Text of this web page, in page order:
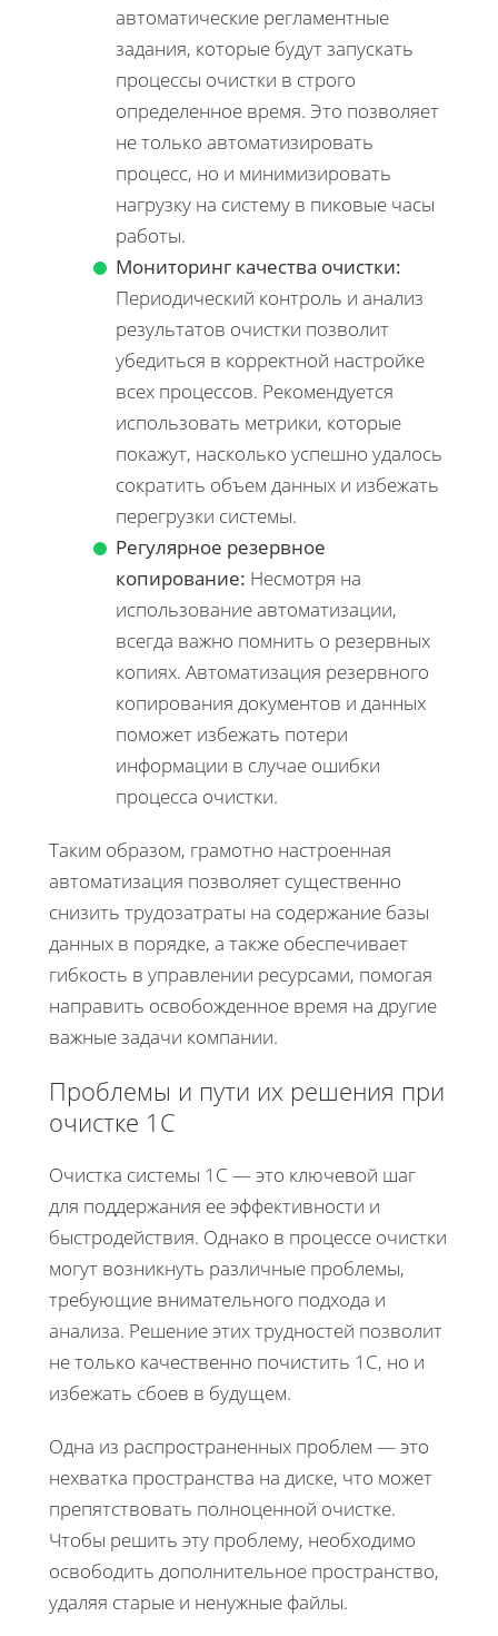
автоматические регламентные
задания, которые будут запускать
процессы очистки в строго
определенное время. Это позволяет
не только автоматизировать
процесс, но и минимизировать
нагрузку на систему в пиковые часы
работы.
Мониторинг качества очистки:
Периодический контроль и анализ
результатов очистки позволит
убедиться в корректной настройке
всех процессов. Рекомендуется
использовать метрики, которые
покажут, насколько успешно удалось
сократить объем данных и избежать
перегрузки системы.
Регулярное резервное
копирование: Несмотря на
использование автоматизации,
всегда важно помнить о резервных
копиях. Автоматизация резервного
копирования документов и данных
поможет избежать потери
информации в случае ошибки
процесса очистки.
Таким образом, грамотно настроенная
автоматизация позволяет существенно
снизить трудозатраты на содержание базы
данных в порядке, а также обеспечивает
гибкость в управлении ресурсами, помогая
направить освобожденное время на другие
важные задачи компании.
Проблемы и пути их решения при
очистке 1С
Очистка системы 1С — это ключевой шаг
для поддержания ее эффективности и
быстродействия. Однако в процессе очистки
могут возникнуть различные проблемы,
требующие внимательного подхода и
анализа. Решение этих трудностей позволит
не только качественно почистить 1С, но и
избежать сбоев в будущем.
Одна из распространенных проблем — это
нехватка пространства на диске, что может
препятствовать полноценной очистке.
Чтобы решить эту проблему, необходимо
освободить дополнительное пространство,
удаляя старые и ненужные файлы.